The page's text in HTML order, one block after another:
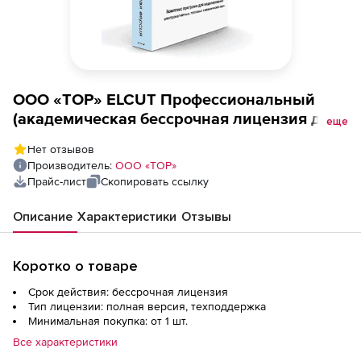
ООО «ТОР» ELCUT Профессиональный
(академическая бессрочная лицензия для
месяцами расширенной технической
поддержки), Конфигурация Сетевая 5-
еще
Нет отзывов
Производитель: ООО «ТОР»
Прайс-лист
Скопировать ссылку
Описание Характеристики Отзывы
Коротко о товаре
Срок действия: бессрочная лицензия
Тип лицензии: полная версия, техподдержка
Минимальная покупка: от 1 шт.
Все характеристики